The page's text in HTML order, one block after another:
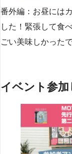
番外編：お昼には
した！緊張して食
ごい美味しかった
イベント参